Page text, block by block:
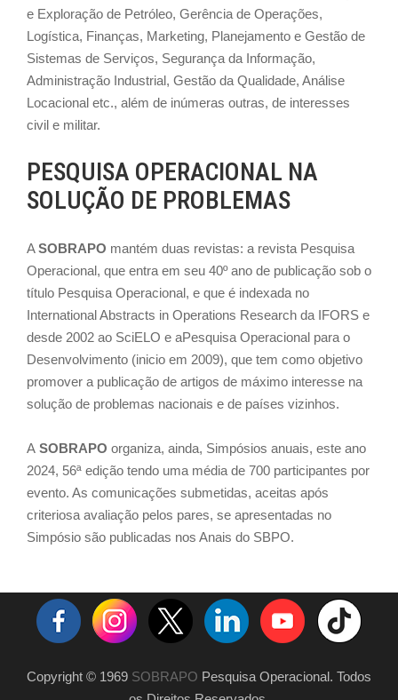
e Exploração de Petróleo, Gerência de Operações,
Logística, Finanças, Marketing, Planejamento e Gestão de
Sistemas de Serviços, Segurança da Informação,
Administração Industrial, Gestão da Qualidade, Análise
Locacional etc., além de inúmeras outras, de interesses
civil e militar.
PESQUISA OPERACIONAL NA
SOLUÇÃO DE PROBLEMAS
ASOBRAPO mantém duas revistas: a revista Pesquisa
Operacional, que entra em seu 40º ano de publicação sob o
título Pesquisa Operacional, e que é indexada no
International Abstracts in Operations Research da IFORS e
desde 2002 ao SciELO e aPesquisa Operacional para o
Desenvolvimento (inicio em 2009), que tem como objetivo
promover a publicação de artigos de máximo interesse na
solução de problemas nacionais e de países vizinhos.
A SOBRAPO organiza, ainda, Simpósios anuais, este ano
2024, 56ª edição tendo uma média de 700 participantes por
evento. As comunicações submetidas, aceitas após
criteriosa avaliação pelos pares, se apresentadas no
Simpósio são publicadas nos Anais do SBPO.
Copyright © 1969 SOBRAPO Pesquisa Operacional. Todos